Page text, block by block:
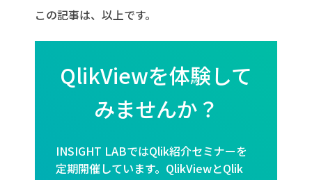
この記事は、以上です。
QlikViewを体験して
みませんか？
INSIGHT LABではQlik紹介セミナーを
定期開催しています。QlikViewとQlik